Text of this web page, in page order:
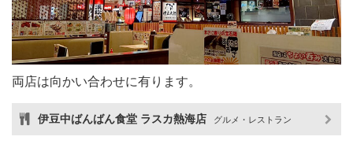
両店は向かい合わせに有ります。
伊豆中ばんばん食堂 ラスカ熱海店 グルメ・レストラン